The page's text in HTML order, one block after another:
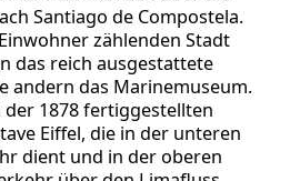
Santiago de Compostela.
zählenden Stadt
das reich ausgestattete
andern das Marinemuseum.
1878 fertiggestellten
Eiffel, die in der unteren
dient und in der oberen